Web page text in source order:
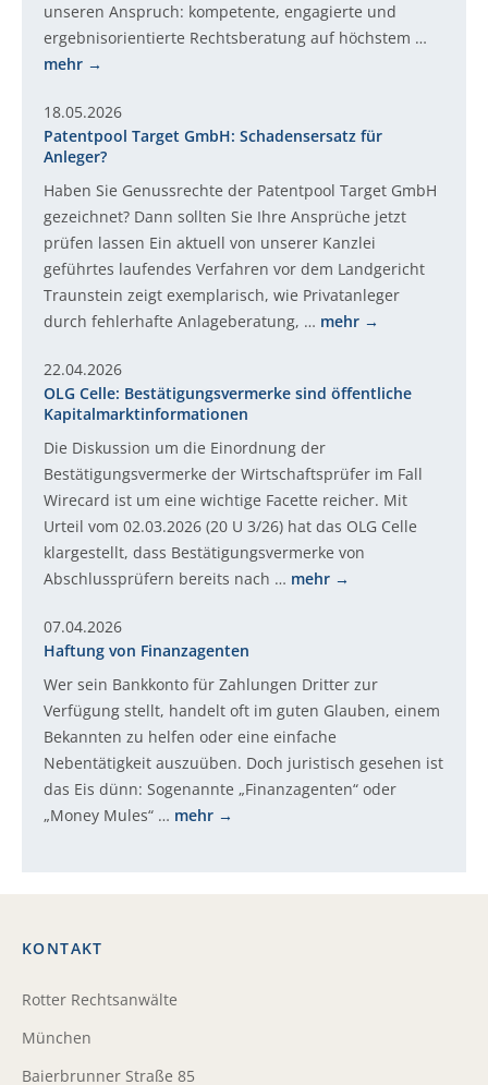
unseren Anspruch: kompetente, engagierte und
ergebnisorientierte Rechtsberatung auf höchstem …
mehr
18.05.2026
Patentpool Target GmbH: Schadensersatz für
Anleger?
Haben Sie Genussrechte der Patentpool Target GmbH
gezeichnet? Dann sollten Sie Ihre Ansprüche jetzt
prüfen lassen Ein aktuell von unserer Kanzlei
geführtes laufendes Verfahren vor dem Landgericht
Traunstein zeigt exemplarisch, wie Privatanleger
durch fehlerhafte Anlageberatung, … mehr
22.04.2026
OLG Celle: Bestätigungsvermerke sind öffentliche
Kapitalmarktinformationen
Die Diskussion um die Einordnung der
Bestätigungsvermerke der Wirtschaftsprüfer im Fall
Wirecard ist um eine wichtige Facette reicher. Mit
Urteil vom 02.03.2026 (20 U 3/26) hat das OLG Celle
klargestellt, dass Bestätigungsvermerke von
Abschlussprüfern bereits nach … mehr
07.04.2026
Haftung von Finanzagenten
Wer sein Bankkonto für Zahlungen Dritter zur
Verfügung stellt, handelt oft im guten Glauben, einem
Bekannten zu helfen oder eine einfache
Nebentätigkeit auszuüben. Doch juristisch gesehen ist
das Eis dünn: Sogenannte „Finanzagenten“ oder
„Money Mules“ … mehr
KONTAKT
Rotter Rechtsanwälte
München
Baierbrunner Straße 85